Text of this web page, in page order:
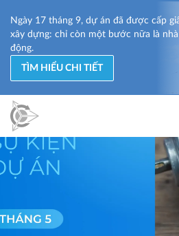
Ngày 17 tháng 9, dự án đã được cấp
xây dựng: chỉ còn một bước nữa là
động.
TÌM HIỂU CHI TIẾT